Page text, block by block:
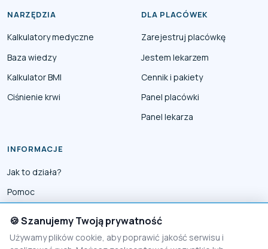
NARZĘDZIA
Kalkulatory medyczne
Baza wiedzy
Kalkulator BMI
Ciśnienie krwi
DLA PLACÓWEK
Zarejestruj placówkę
Jestem lekarzem
Cennik i pakiety
Panel placówki
Panel lekarza
INFORMACJE
Jak to działa?
Pomoc
Reklama
🍪 Szanujemy Twoją prywatność
Używamy plików cookie, aby poprawić jakość serwisu i